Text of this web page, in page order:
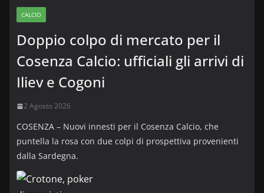
CALCIO
Doppio colpo di mercato per il
Cosenza Calcio: ufficiali gli arrivi di
Iliev e Cogoni
2 Agosto 2026
COSENZA – Nuovi innesti per il Cosenza Calcio, che
puntella la rosa con due colpi di prospettiva provenienti
dalla Sardegna.